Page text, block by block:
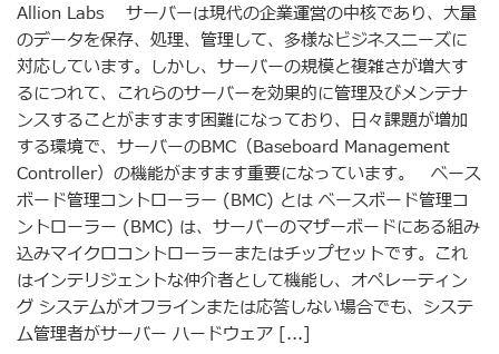
Allion Labs サーバーは現代の企業運営の中核であり、大量
のデータを保存、処理、管理して、多様なビジネスニーズに
対応しています。しかし、サーバーの規模と複雑さが増大す
るにつれて、これらのサーバーを効果的に管理及びメンテナ
ンスすることがますます困難になっており、日々課題が増加
する環境で、サーバーのBMC（Baseboard Management
Controller）の機能がますます重要になっています。 ベース
ボード管理コントローラー (BMC) とは ベースボード管理コ
ントローラー (BMC) は、サーバーのマザーボードにある組み
込みマイクロコントローラーまたはチップセットです。これ
はインテリジェントな仲介者として機能し、オペレーティン
グ システムがオフラインまたは応答しない場合でも、システ
ム管理者がサーバー ハードウェア [...]